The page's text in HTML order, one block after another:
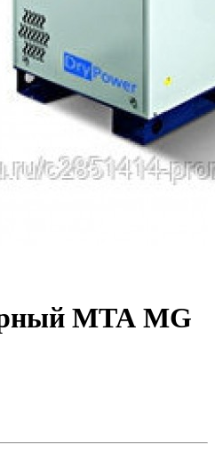
МТА MG